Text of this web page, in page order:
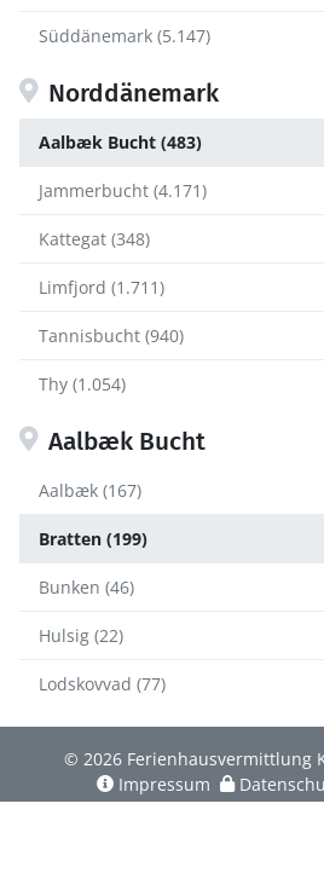
Süddänemark (5.147)
Norddänemark
Aalbæk Bucht (483)
Jammerbucht (4.171)
Kattegat (348)
Limfjord (1.711)
Tannisbucht (940)
Thy (1.054)
Aalbæk Bucht
Aalbæk (167)
Bratten (199)
Bunken (46)
Hulsig (22)
Lodskovvad (77)
© 2026 Ferienhausvermittlung
Impressum